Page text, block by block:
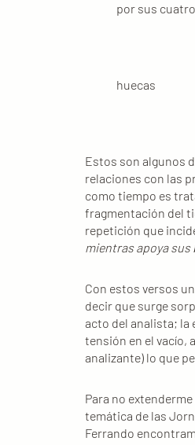
por sus
huecas
Estos son algunos
relaciones con las
como tiempo es
fragmentación del
repetición que
mientras apoya
Con estos versos
decir que surge
acto del analista; la
tensión en el vacío,
analizante) lo que
Para no
temática de las
Ferrando